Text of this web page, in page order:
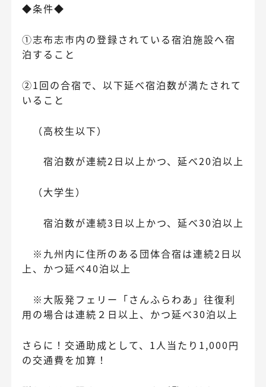
◆条件◆
①志布志市内の登録されている宿泊施設へ宿
泊すること
②1回の合宿で、以下延べ宿泊数が満たされて
いること
（高校生以下）
宿泊数が連続2日以上かつ、延べ20泊以上
（大学生）
宿泊数が連続3日以上かつ、延べ30泊以上
※九州内に住所のある団体合宿は連続2日以
上、かつ延べ40泊以上
※大阪発フェリー「さんふらわあ」往復利
用の場合は連続２日以上、かつ延べ30泊以上
さらに！交通助成として、1人当たり1,000円
の交通費を加算！